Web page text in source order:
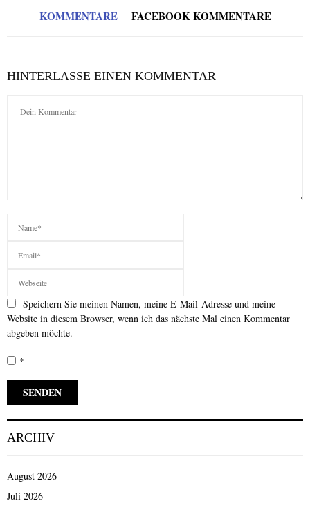
KOMMENTARE FACEBOOK KOMMENTARE
HINTERLASSE EINEN KOMMENTAR
Speichern Sie meinen Namen, meine E-Mail-Adresse und meine
Website in diesem Browser, wenn ich das nächste Mal einen Kommentar
abgeben möchte.
*
ARCHIV
August 2026
Juli 2026